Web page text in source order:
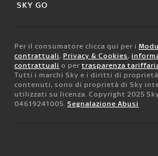
SKY GO
Per il consumatore clicca qui per i
contrattuali, Privacy & Cookies,
contrattuali o per trasparenza
Tutti i marchi Sky e i diritti di
contenuti, sono di proprietà di Sky
utilizzati su licenza. Copyright 2025
04619241005. Segnalazione Abusi